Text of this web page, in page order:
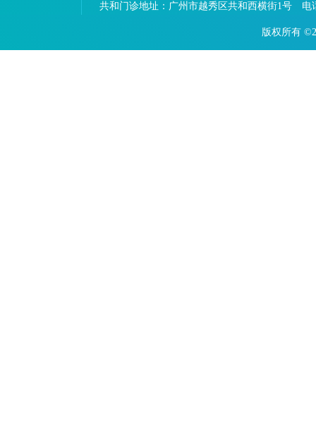
共和门诊地址： 广州市越秀区共和西横街1号 电
版权所有